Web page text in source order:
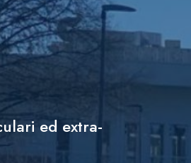
ed extra-